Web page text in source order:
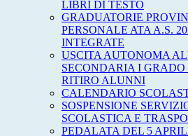
LIBRI DI TESTO
GRADUATORIE
PERSONALE ATA A.S.
INTEGRATE
USCITA AUTONOMA
SECONDARIA I
RITIRO ALUNNI
CALENDARIO
SOSPENSIONE
SCOLASTICA E
PEDALATA DEL 5